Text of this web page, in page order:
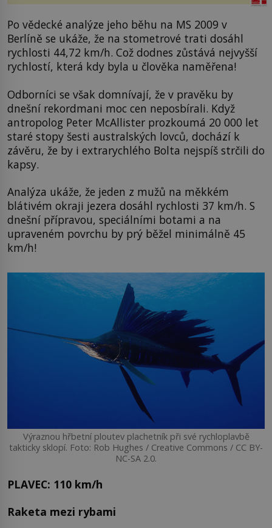
Po vědecké analýze jeho běhu na MS 2009 v
Berlíně se ukáže, že na stometrové trati dosáhl
rychlosti 44,72 km/h. Což dodnes zůstává nejvyšší
rychlostí, která kdy byla u člověka naměřena!
Odborníci se však domnívají, že v pravěku by
dnešní rekordmani moc cen neposbírali. Když
antropolog Peter McAllister prozkoumá 20 000 let
staré stopy šesti australských lovců, dochází k
závěru, že by i extrarychlého Bolta nejspíš strčili do
kapsy.
Analýza ukáže, že jeden z mužů na měkkém
blátivém okraji jezera dosáhl rychlosti 37 km/h. S
dnešní přípravou, speciálními botami a na
upraveném povrchu by prý běžel minimálně 45
km/h!
Výraznou hřbetní ploutev plachetník při své rychloplavbě
takticky sklopí. Foto: Rob Hughes / Creative Commons / CC BY-
NC-SA 2.0.
PLAVEC: 110 km/h
Raketa mezi rybami